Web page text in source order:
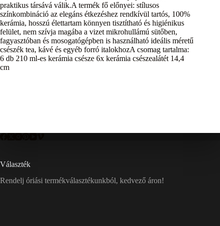
praktikus társává válik.A termék fő előnyei: stílusos
színkombináció az elegáns étkezéshez rendkívül tartós, 100%
kerámia, hosszú élettartam könnyen tisztítható és higiénikus
felület, nem szívja magába a vizet mikrohullámú sütőben,
fagyasztóban és mosogatógépben is használható ideális méretű
csészék tea, kávé és egyéb forró italokhozA csomag tartalma:
6 db 210 ml-es kerámia csésze 6x kerámia csészealátét 14,4
cm
Választék
Rendelj óriási termékválasztékunkból, kedvező áron!